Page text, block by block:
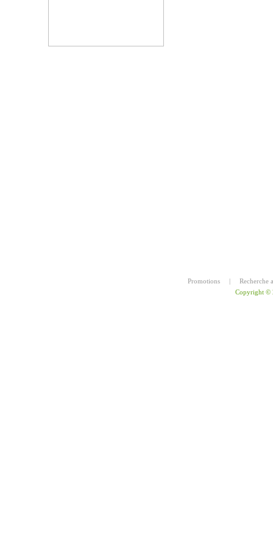
Promotions |
Recherche
Copyright ©